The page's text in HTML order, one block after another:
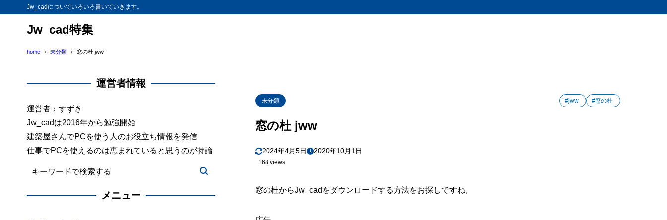
Jw_cadについていろいろ書いていきます。
Jw_cad特集
home 未分類 窓の杜 jww
未分類 #jww #窓の杜
窓の杜 jww
2024年4月5日 2020年10月1日
168 views
窓の杜からJw_cadをダウンロードする方法をお探しですね。
運営者情報
運営者：すずき
Jw_cadは2016年から勉強開始
建築屋さんでPCを使う人のお役立ち情報を発信
仕事でPCを使えるのは恵まれていると思うのが持論
メニュー